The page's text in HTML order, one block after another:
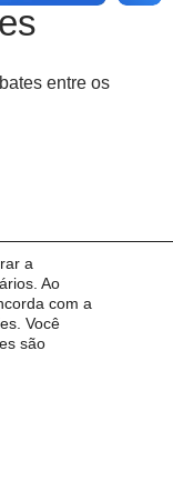
a
Ao
com a
Você
são
entre os